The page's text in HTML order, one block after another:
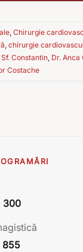
, Chirurgie
, chirurgie
Constantin, Dr. Anca
Costache
300
855